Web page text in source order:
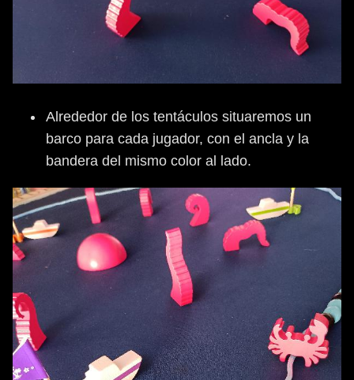
Alrededor de los tentáculos situaremos un
barco para cada jugador, con el ancla y la
bandera del mismo color al lado.